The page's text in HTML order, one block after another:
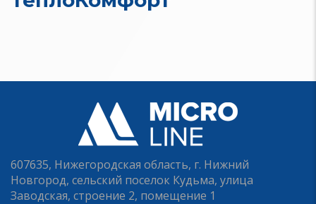
607635, Нижегородская область, г. Нижний
Новгород, сельский поселок Кудьма, улица
Заводская, строение 2, помещение 1